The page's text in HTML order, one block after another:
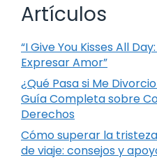
Artículos
“I Give You Kisses All
Expresar Amor”
¿Qué Pasa si Me
Guía Completa sobre
Derechos
Cómo superar la
de viaje: consejos y